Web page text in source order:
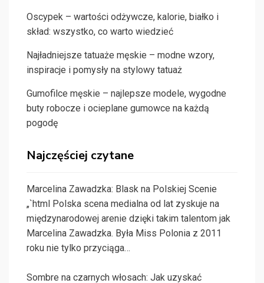
Oscypek – wartości odżywcze, kalorie, białko i
skład: wszystko, co warto wiedzieć
Najładniejsze tatuaże męskie – modne wzory,
inspiracje i pomysły na stylowy tatuaż
Gumofilce męskie – najlepsze modele, wygodne
buty robocze i ocieplane gumowce na każdą
pogodę
Najczęściej czytane
Marcelina Zawadzka: Blask na Polskiej Scenie
„`html Polska scena medialna od lat zyskuje na
międzynarodowej arenie dzięki takim talentom jak
Marcelina Zawadzka. Była Miss Polonia z 2011
roku nie tylko przyciąga…
Sombre na czarnych włosach: Jak uzyskać